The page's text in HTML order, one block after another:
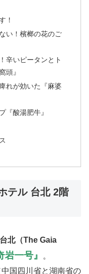
！
い！檳榔の花のご
辛いピータンとト
頭』
れが効いた『麻婆
『酸湯肥牛』
テル 台北 2階
北（The Gaia
岩一号』
。
国四川省と湖南省の